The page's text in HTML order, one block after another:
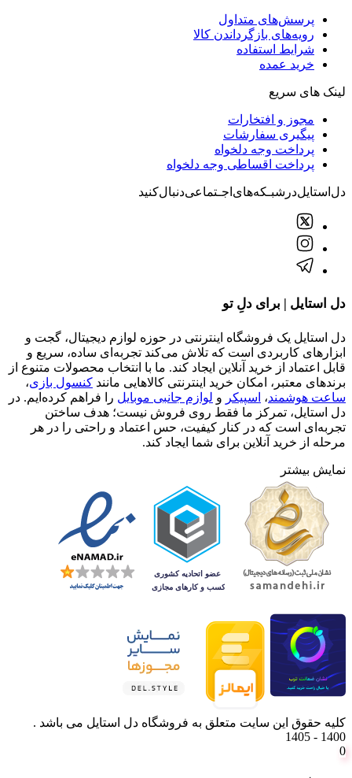
پرسش‌های متداول
رویه‌های بازگرداندن کالا
شرایط استفاده
خرید عمده
لینک های سریع
مجوز و افتخارات
پیگیری سفارشات
پرداخت وجه دلخواه
پرداخت اقساطی وجه دلخواه
دل‌استایل‌در‌‌شبـکه‌های‌اجـتماعی‌دنبال‌کنید
دل استایل | برای دلِ تو
دل استایل یک فروشگاه اینترنتی در حوزه لوازم دیجیتال، گجت و
ابزارهای کاربردی است که تلاش می‌کند تجربه‌ای ساده، سریع و
قابل اعتماد از خرید آنلاین ایجاد کند. ما با انتخاب محصولات متنوع از
برندهای معتبر، امکان خرید اینترنتی کالاهایی مانند کنسول بازی،
ساعت هوشمند، اسپیکر و لوازم جانبی موبایل را فراهم کرده‌ایم. در
دل استایل، تمرکز ما فقط روی فروش نیست؛ هدف ساختن
تجربه‌ای است که در کنار کیفیت، حس اعتماد و راحتی را در هر
مرحله از خرید آنلاین برای شما ایجاد کند.
نمایش بیشتر
کلیه حقوق این سایت متعلق به فروشگاه دل استایل می باشد .
1400 - 1405
0